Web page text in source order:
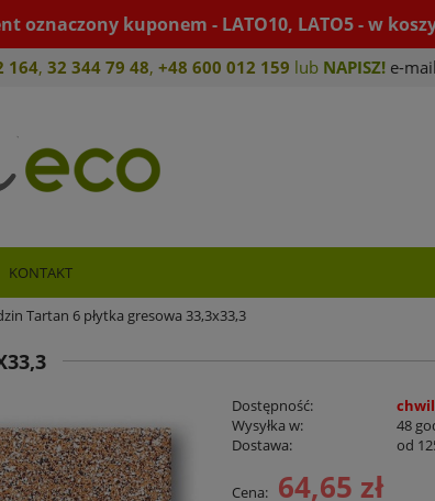
oznaczony kuponem - LATO10, LATO5 - w
164, 32 344 79 48, +48 600 012 159 lub NAPISZ! e-mail
KONTAKT
Tartan 6 płytka gresowa 33,3x33,3
Dostępność:
Wysyłka w:
48
Dostawa:
od
Cena nie zawiera
Cena: 64,65 zł